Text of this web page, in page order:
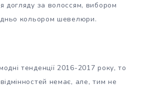
догляду за волоссям, вибором
кольором шевелюри.
тенденції 2016-2017 року, то
немає, але, тим не